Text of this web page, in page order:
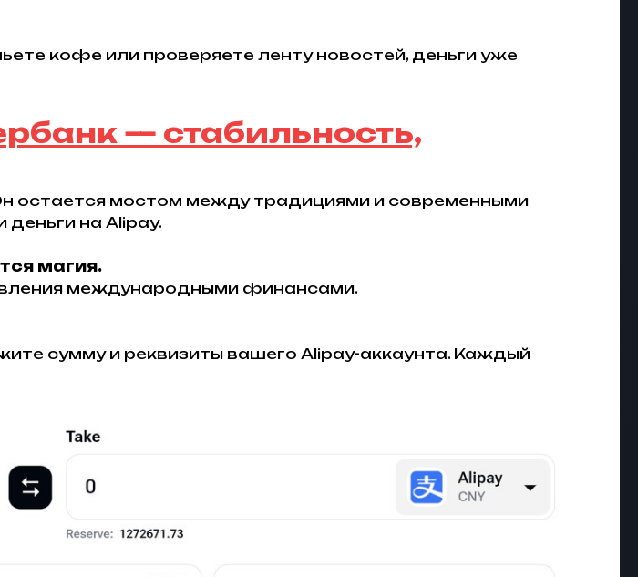
кофе или проверяете ленту новостей, деньги уже
— стабильность,
остается мостом между традициями и современными
на Alipay.
магия.
международными финансами.
сумму и реквизиты вашего Alipay-аккаунта. Каждый